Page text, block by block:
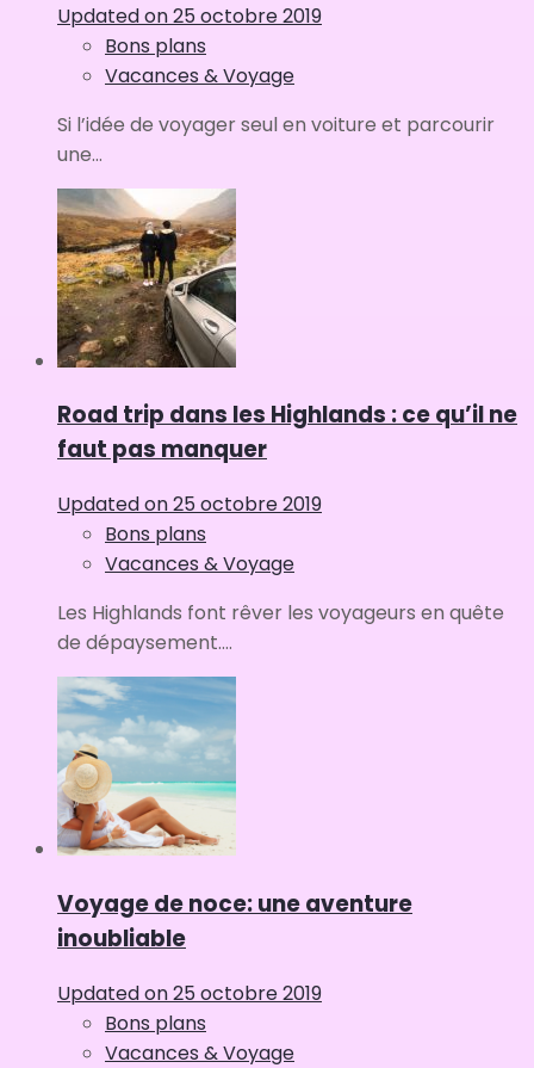
Updated on25 octobre 2019
Bons plans
Vacances & Voyage
Si l’idée de voyager seul en voiture et parcourir
une...
Road trip dans les Highlands : ce qu’il ne
faut pas manquer
Updated on25 octobre 2019
Bons plans
Vacances & Voyage
Les Highlands font rêver les voyageurs en quête
de dépaysement....
Voyage de noce: une aventure
inoubliable
Updated on25 octobre 2019
Bons plans
Vacances & Voyage